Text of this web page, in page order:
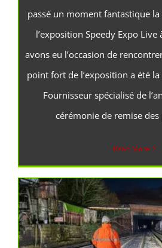
passé un moment fantastique
l’exposition Speedy Expo
avons eu l’occasion de
point fort de l’exposition a été
Fournisseur spécialisé de
cérémonie de remise des
Read More